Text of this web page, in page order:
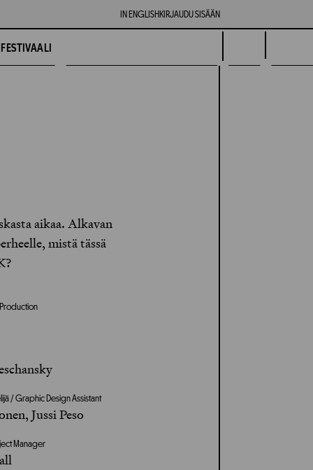
IN ENGLISH KIRJAUDU SISÄÄN
FESTIVAALI
aikaa. Alkavan
mistä tässä
/ Graphic Design Assistant
Jussi Peso
Manager